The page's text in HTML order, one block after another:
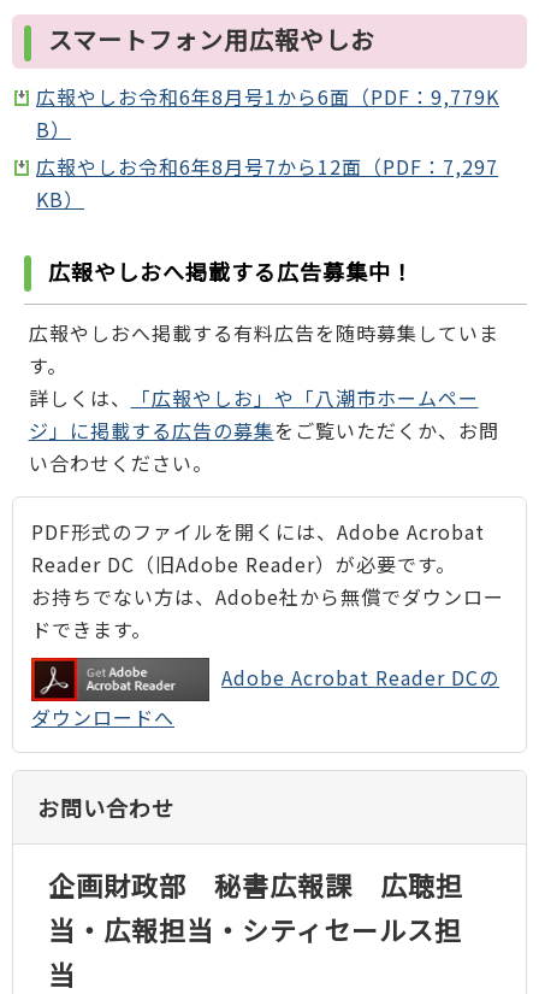
スマートフォン用広報やしお
広報やしお令和6年8月号1から6面（PDF：9,779K
B）
広報やしお令和6年8月号7から12面（PDF：7,297
KB）
広報やしおへ掲載する広告募集中！
広報やしおへ掲載する有料広告を随時募集していま
す。
詳しくは、
「広報やしお」や「八潮市ホームペー
ジ」に掲載する広告の募集をご覧いただくか、お問
い合わせください。
PDF形式のファイルを開くには、Adobe Acrobat
Reader DC（旧Adobe Reader）が必要です。
お持ちでない方は、Adobe社から無償でダウンロー
ドできます。
Adobe Acrobat Reader DCの
ダウンロードへ
お問い合わせ
企画財政部 秘書広報課 広聴担
当・広報担当・シティセールス担
当